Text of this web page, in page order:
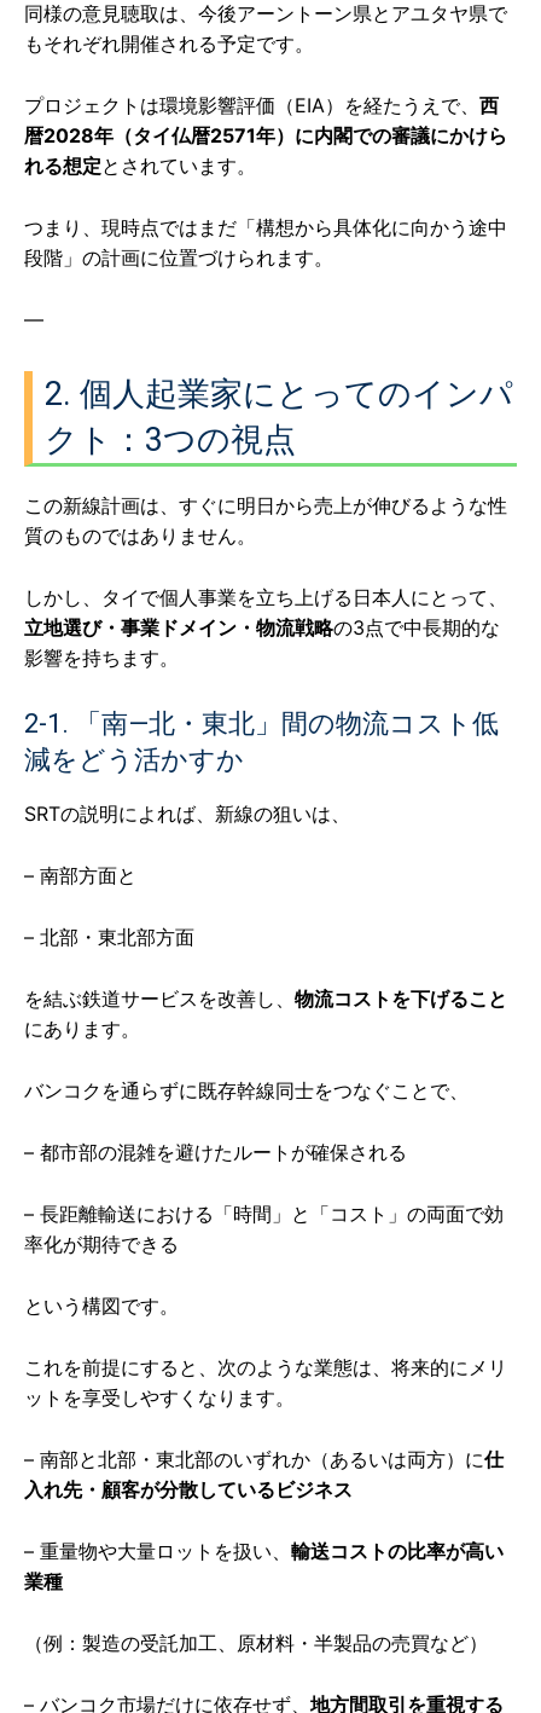
同様の意見聴取は、今後アーントーン県とアユタヤ県で
もそれぞれ開催される予定です。
プロジェクトは環境影響評価（EIA）を経たうえで、 西
暦2028年（タイ仏暦2571年）に内閣での審議にかけら
れる想定とされています。
つまり、現時点ではまだ「構想から具体化に向かう途中
段階」の計画に位置づけられます。
—
2. 個人起業家にとってのインパ
クト：3つの視点
この新線計画は、すぐに明日から売上が伸びるような性
質のものではありません。
しかし、タイで個人事業を立ち上げる日本人にとって、
立地選び・事業ドメイン・物流戦略の3点で中長期的な
影響を持ちます。
2-1. 「南—北・東北」間の物流コスト低
減をどう活かすか
SRTの説明によれば、新線の狙いは、
– 南部方面と
– 北部・東北部方面
を結ぶ鉄道サービスを改善し、 物流コストを下げること
にあります。
バンコクを通らずに既存幹線同士をつなぐことで、
– 都市部の混雑を避けたルートが確保される
– 長距離輸送における「時間」と「コスト」の両面で効
率化が期待できる
という構図です。
これを前提にすると、次のような業態は、将来的にメリ
ットを享受しやすくなります。
– 南部と北部・東北部のいずれか（あるいは両方）に仕
入れ先・顧客が分散しているビジネス
– 重量物や大量ロットを扱い、 輸送コストの比率が高い
業種
（例：製造の受託加工、原材料・半製品の売買など）
– バンコク市場だけに依存せず、 地方間取引を重視する